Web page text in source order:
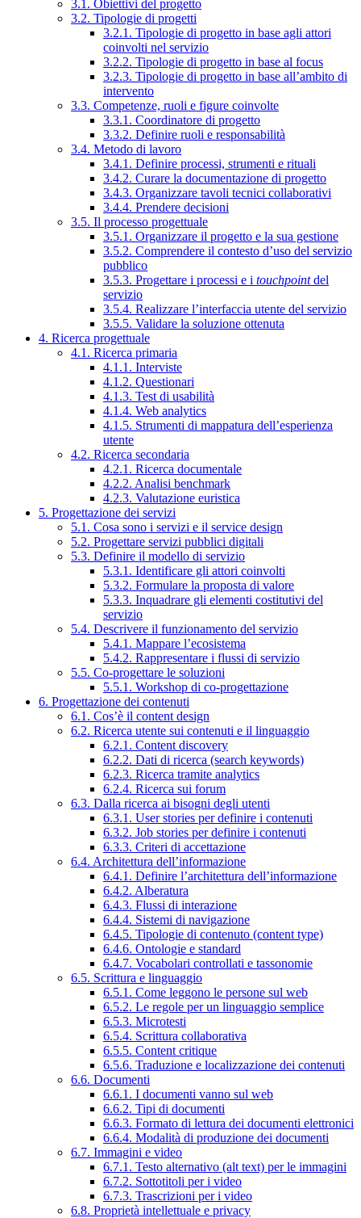
3.1. Obiettivi del progetto
3.2. Tipologie di progetti
3.2.1. Tipologie di progetto in base agli attori
coinvolti nel servizio
3.2.2. Tipologie di progetto in base al focus
3.2.3. Tipologie di progetto in base all’ambito di
intervento
3.3. Competenze, ruoli e figure coinvolte
3.3.1. Coordinatore di progetto
3.3.2. Definire ruoli e responsabilità
3.4. Metodo di lavoro
3.4.1. Definire processi, strumenti e rituali
3.4.2. Curare la documentazione di progetto
3.4.3. Organizzare tavoli tecnici collaborativi
3.4.4. Prendere decisioni
3.5. Il processo progettuale
3.5.1. Organizzare il progetto e la sua gestione
3.5.2. Comprendere il contesto d’uso del servizio
pubblico
3.5.3. Progettare i processi e i touchpointdel
servizio
3.5.4. Realizzare l’interfaccia utente del servizio
3.5.5. Validare la soluzione ottenuta
4. Ricerca progettuale
4.1. Ricerca primaria
4.1.1. Interviste
4.1.2. Questionari
4.1.3. Test di usabilità
4.1.4. Web analytics
4.1.5. Strumenti di mappatura dell’esperienza
utente
4.2. Ricerca secondaria
4.2.1. Ricerca documentale
4.2.2. Analisi benchmark
4.2.3. Valutazione euristica
5. Progettazione dei servizi
5.1. Cosa sono i servizi e il service design
5.2. Progettare servizi pubblici digitali
5.3. Definire il modello di servizio
5.3.1. Identificare gli attori coinvolti
5.3.2. Formulare la proposta di valore
5.3.3. Inquadrare gli elementi costitutivi del
servizio
5.4. Descrivere il funzionamento del servizio
5.4.1. Mappare l’ecosistema
5.4.2. Rappresentare i flussi di servizio
5.5. Co-progettare le soluzioni
5.5.1. Workshop di co-progettazione
6. Progettazione dei contenuti
6.1. Cos’è il content design
6.2. Ricerca utente sui contenuti e il linguaggio
6.2.1. Content discovery
6.2.2. Dati di ricerca (search keywords)
6.2.3. Ricerca tramite analytics
6.2.4. Ricerca sui forum
6.3. Dalla ricerca ai bisogni degli utenti
6.3.1. User stories per definire i contenuti
6.3.2. Job stories per definire i contenuti
6.3.3. Criteri di accettazione
6.4. Architettura dell’informazione
6.4.1. Definire l’architettura dell’informazione
6.4.2. Alberatura
6.4.3. Flussi di interazione
6.4.4. Sistemi di navigazione
6.4.5. Tipologie di contenuto (content type)
6.4.6. Ontologie e standard
6.4.7. Vocabolari controllati e tassonomie
6.5. Scrittura e linguaggio
6.5.1. Come leggono le persone sul web
6.5.2. Le regole per un linguaggio semplice
6.5.3. Microtesti
6.5.4. Scrittura collaborativa
6.5.5. Content critique
6.5.6. Traduzione e localizzazione dei contenuti
6.6. Documenti
6.6.1. I documenti vanno sul web
6.6.2. Tipi di documenti
6.6.3. Formato di lettura dei documenti elettronici
6.6.4. Modalità di produzione dei documenti
6.7. Immagini e video
6.7.1. Testo alternativo (alt text) per le immagini
6.7.2. Sottotitoli per i video
6.7.3. Trascrizioni per i video
6.8. Proprietà intellettuale e privacy